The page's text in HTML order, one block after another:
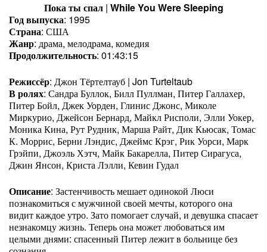
Пока ты спал| While You Were Sleeping
Год выпуска: 1995
Страна: США
Жанр: драма, мелодрама, комедия
Продолжительность: 01:43:15
Режиссёр: Джон Тёртелтауб | Jon Turteltaub
В ролях: Сандра Буллок, Билл Пуллман, Питер Галлахер,
Питер Бойл, Джек Уорден, Глинис Джонс, Миколе
Миркурио, Джейсон Бернард, Майкл Рисполи, Элли Уокер,
Моника Кина, Рут Рудник, Марша Райт, Дик Кьюсак, Томас
К. Моррис, Берни Лэндис, Джеймс Крэг, Рик Уорси, Марк
Грэйпи, Джоэль Хэтч, Майк Бакарелла, Питер Сирагуса,
Джин Янсон, Криста Лэлли, Кевин Гудал
Описание: Застенчивость мешает одинокой Люси
познакомиться с мужчиной своей мечты, которого она
видит каждое утро. Зато помогает случай, и девушка спасает
незнакомцу жизнь. Теперь она может любоваться им
целыми днями: спасенный Питер лежит в больнице без